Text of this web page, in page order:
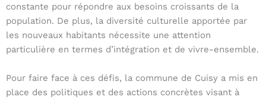
constante pour répondre aux besoins croissants de la
population. De plus, la diversité culturelle apportée par
les nouveaux habitants nécessite une attention
particulière en termes d’intégration et de vivre-ensemble.
Pour faire face à ces défis, la commune de Cuisy a mis en
place des politiques et des actions concrètes visant à